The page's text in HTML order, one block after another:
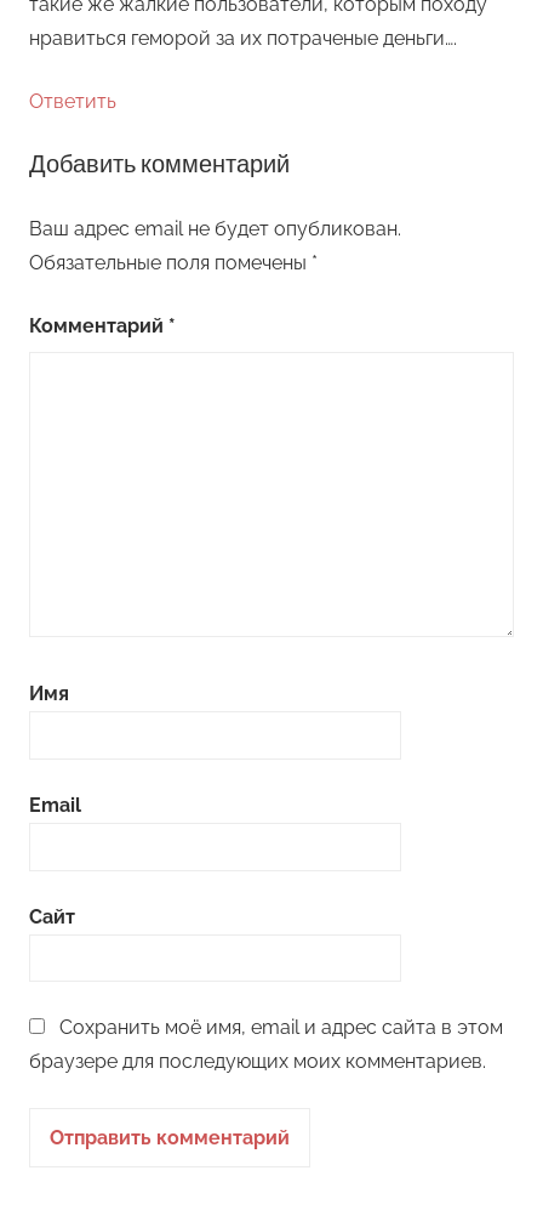
такие же жалкие пользователи, которым походу
нравиться геморой за их потраченые деньги….
Ответить
Добавить комментарий
Ваш адрес email не будет опубликован.
Обязательные поля помечены *
Комментарий *
Имя
Email
Сайт
Сохранить моё имя, email и адрес сайта в этом
браузере для последующих моих комментариев.